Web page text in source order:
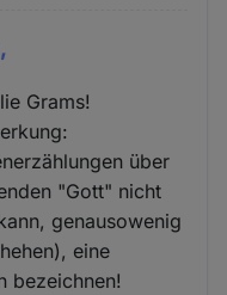
Grams!
über
"Gott" nicht
genausowenig
eine
bezeichnen!